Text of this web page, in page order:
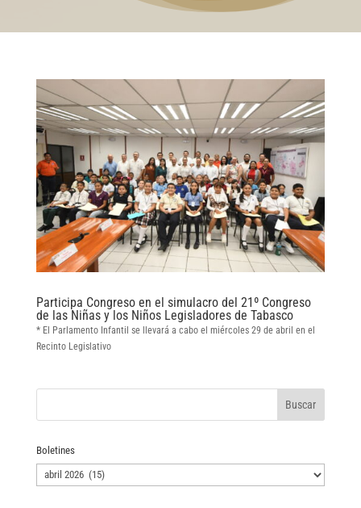
Participa Congreso en el simulacro del 21º Congreso
de las Niñas y los Niños Legisladores de Tabasco
* El Parlamento Infantil se llevará a cabo el miércoles 29 de abril en el
Recinto Legislativo
Boletines
Boletines